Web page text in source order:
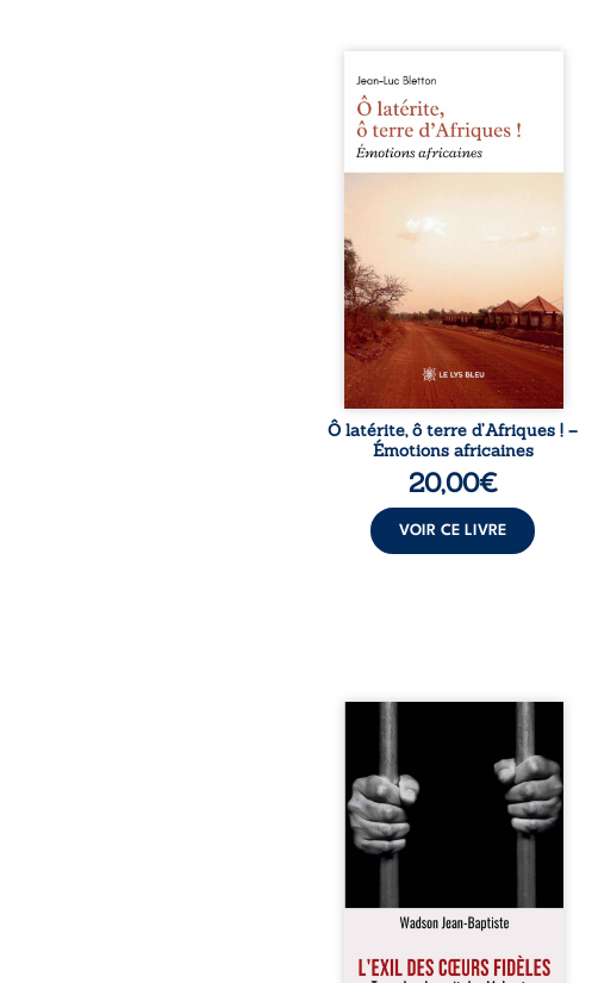
Ô latérite, ô terre d’Afriques !
est un hommage poétique et
authentique aux paysages, aux
rencontres et aux émotions
brutes d’un continent en
reconstruction, entre
souvenirs intimes – la pluie à
Namoungou, le baobab de
Zagtouli – aux portraits
marquants – Thomas Sankara,
Hamadoun Dicko, le Vieux
Biokou – l’auteur partage des
instantanés ...
Ô latérite, ô terre d’Afriques ! –
Émotions africaines
20,00€
VOIR CE LIVRE
« Une nuit suffit parfois pour
briser une famille… mais
certaines fidélités traversent
les années. » Haïti, sous la
dictature des Duvalier. La peur
s’étend jusque dans les
villages les plus reculés. À
Bainet, Jean-Joël Joli mène une
existence paisible avec sa
famille. Chef de section
respecté, il refuse pourtant de
fermer les yeux sur l’injustice.
Mais, dans un ...